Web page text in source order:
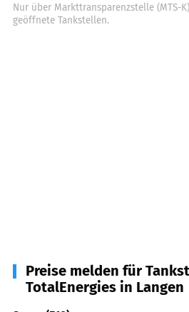
Nur über Markttransparenzstelle (MTS-
geöffnete Tankstellen.
Preise melden für
TotalEnergies in Langen